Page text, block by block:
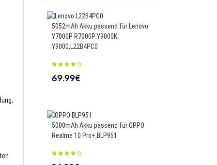
5052mAh Akku passend für Lenovo
Y7000P R7000P Y9000K
Y9000,L22B4PC0
69.99€
5000mAh Akku passend für OPPO
Realme 10 Pro+,BLP951